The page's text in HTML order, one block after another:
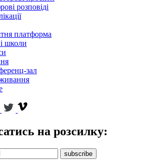
розповіді
платформа
школи
зал
на розсилку:
subscribe